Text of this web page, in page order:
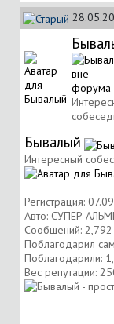
Бывалый
Интересный
Регистрация:
Авто: СУПЕР
Сообщений: 2,792
Поблагодарил
Поблагодарили:
Вес репутации: